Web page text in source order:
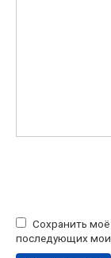
Сохранить моё
последующих